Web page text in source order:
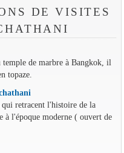
DE VISITES
de marbre à Bangkok, il
topaze.
retracent l'histoire de la
à l'époque moderne ( ouvert de